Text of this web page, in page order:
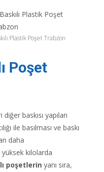
Plastik Poşet Trabzon
Poşet
diğer baskısı yapılan
ile basılması ve baskı
daha
yüksek kilolarda
poşetlerin yanı sıra,